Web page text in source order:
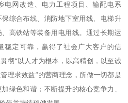
电网改造、电力工程项目、输配电系
综合布线、消防地下室用线、电梯升
高铁站等装备用电用线。通过长期运
稳定可靠，赢得了社会广大客户的信
彻“以人才为根本，以高精创，以至诚
理求效益”的营商理念，所做一切都是
绿色和谐；不断提升的核心竞争力、